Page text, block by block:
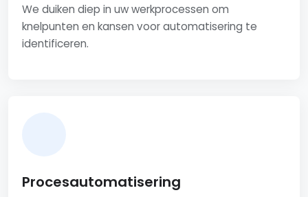
We duiken diep in uw werkprocessen om
knelpunten en kansen voor automatisering te
identificeren.
Procesautomatisering